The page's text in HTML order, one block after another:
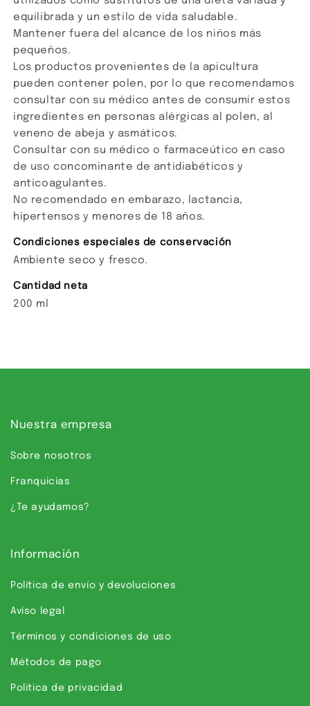
equilibrada y un estilo de vida saludable.
Mantener fuera del alcance de los niños más
pequeños.
Los productos provenientes de la apicultura
pueden contener polen, por lo que recomendamos
consultar con su médico antes de consumir estos
ingredientes en personas alérgicas al polen, al
veneno de abeja y asmáticos.
Consultar con su médico o farmaceútico en caso
de uso concominante de antidiabéticos y
anticoagulantes.
No recomendado en embarazo, lactancia,
hipertensos y menores de 18 años.
Condiciones especiales de conservación
Ambiente seco y fresco.
Cantidad neta
200 ml
Nuestra empresa
Sobre nosotros
Franquicias
¿Te ayudamos?
Información
Política de envío y devoluciones
Aviso legal
Términos y condiciones de uso
Métodos de pago
Política de privacidad